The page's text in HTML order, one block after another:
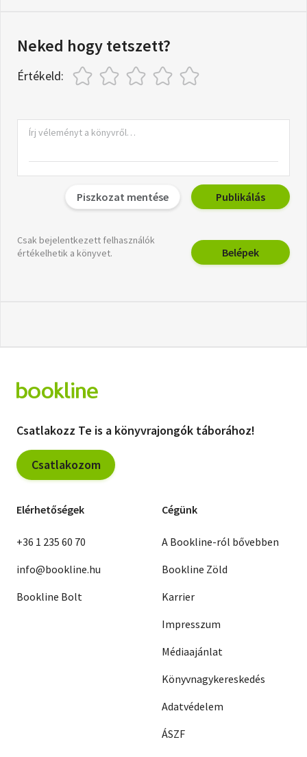
Neked hogy tetszett?
Értékeld:
Piszkozat mentése Publikálás
Csak bejelentkezett felhasználók
értékelhetik a könyvet.
Belépek
Csatlakozz Te is a könyvrajongók táborához!
Csatlakozom
Elérhetőségek
+36 1 235 60 70
info@bookline.hu
Bookline Bolt
Cégünk
A Bookline-ról bővebben
Bookline Zöld
Karrier
Impresszum
Médiaajánlat
Könyvnagykereskedés
Adatvédelem
ÁSZF